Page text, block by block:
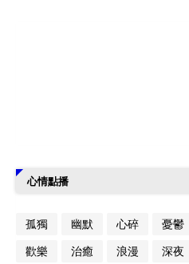
心情點播
孤獨 幽默 心碎 憂鬱
歡樂
治癒 浪漫 深夜